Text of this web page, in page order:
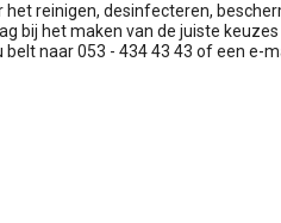
reinigen, desinfecteren,
bij het maken van de juiste
naar 053 - 434 43 43 of een e-